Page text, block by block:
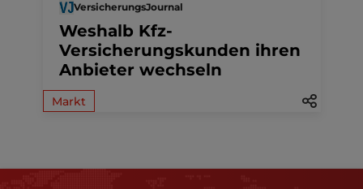
VersicherungsJournal
Weshalb Kfz-
Versicherungskunden ihren
Anbieter wechseln
Markt